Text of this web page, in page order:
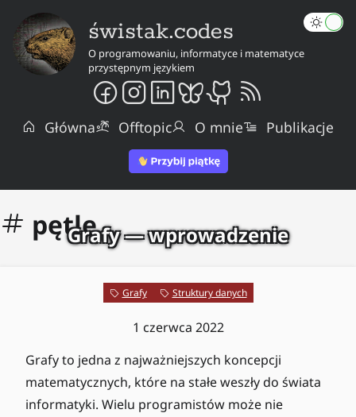
świstak.codes
O programowaniu, informatyce i matematyce
przystępnym językiem
Główna Offtopic O mnie Publikacje
pętleGrafy — wprowadzenie
Grafy Struktury danych
1 czerwca 2022
Grafy to jedna z najważniejszych koncepcji
matematycznych, które na stałe weszły do świata
informatyki. Wielu programistów może nie